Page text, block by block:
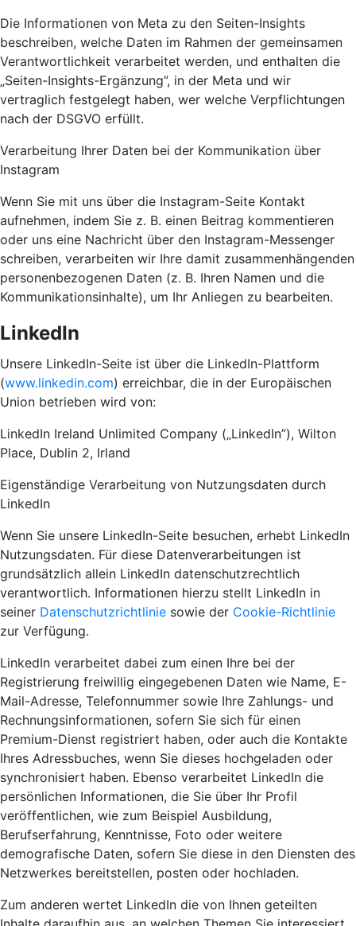
Die Informationen von Meta zu den Seiten-Insights
beschreiben, welche Daten im Rahmen der gemeinsamen
Verantwortlichkeit verarbeitet werden, und enthalten die
„Seiten-Insights-Ergänzung”, in der Meta und wir
vertraglich festgelegt haben, wer welche Verpflichtungen
nach der DSGVO erfüllt.
Verarbeitung Ihrer Daten bei der Kommunikation über
Instagram
Wenn Sie mit uns über die Instagram-Seite Kontakt
aufnehmen, indem Sie z. B. einen Beitrag kommentieren
oder uns eine Nachricht über den Instagram-Messenger
schreiben, verarbeiten wir Ihre damit zusammenhängenden
personenbezogenen Daten (z. B. Ihren Namen und die
Kommunikationsinhalte), um Ihr Anliegen zu bearbeiten.
LinkedIn
Unsere LinkedIn-Seite ist über die LinkedIn-Plattform
(www.linkedin.com) erreichbar, die in der Europäischen
Union betrieben wird von:
LinkedIn Ireland Unlimited Company („LinkedIn”), Wilton
Place, Dublin 2, Irland
Eigenständige Verarbeitung von Nutzungsdaten durch
LinkedIn
Wenn Sie unsere LinkedIn-Seite besuchen, erhebt LinkedIn
Nutzungsdaten. Für diese Datenverarbeitungen ist
grundsätzlich allein LinkedIn datenschutzrechtlich
verantwortlich. Informationen hierzu stellt LinkedIn in
seiner Datenschutzrichtlinie sowie der Cookie-Richtlinie
zur Verfügung.
LinkedIn verarbeitet dabei zum einen Ihre bei der
Registrierung freiwillig eingegebenen Daten wie Name, E-
Mail-Adresse, Telefonnummer sowie Ihre Zahlungs- und
Rechnungsinformationen, sofern Sie sich für einen
Premium-Dienst registriert haben, oder auch die Kontakte
Ihres Adressbuches, wenn Sie dieses hochgeladen oder
synchronisiert haben. Ebenso verarbeitet LinkedIn die
persönlichen Informationen, die Sie über Ihr Profil
veröffentlichen, wie zum Beispiel Ausbildung,
Berufserfahrung, Kenntnisse, Foto oder weitere
demografische Daten, sofern Sie diese in den Diensten des
Netzwerkes bereitstellen, posten oder hochladen.
Zum anderen wertet LinkedIn die von Ihnen geteilten